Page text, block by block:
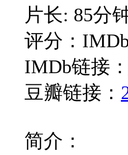
片长: 85分
评分：
IMDb链接：
豆瓣链接：
简介：